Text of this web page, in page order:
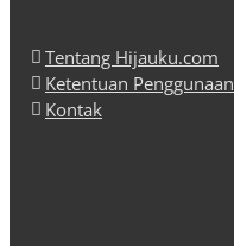
Tentang Hijauku.com
Ketentuan Penggunaan
Kontak